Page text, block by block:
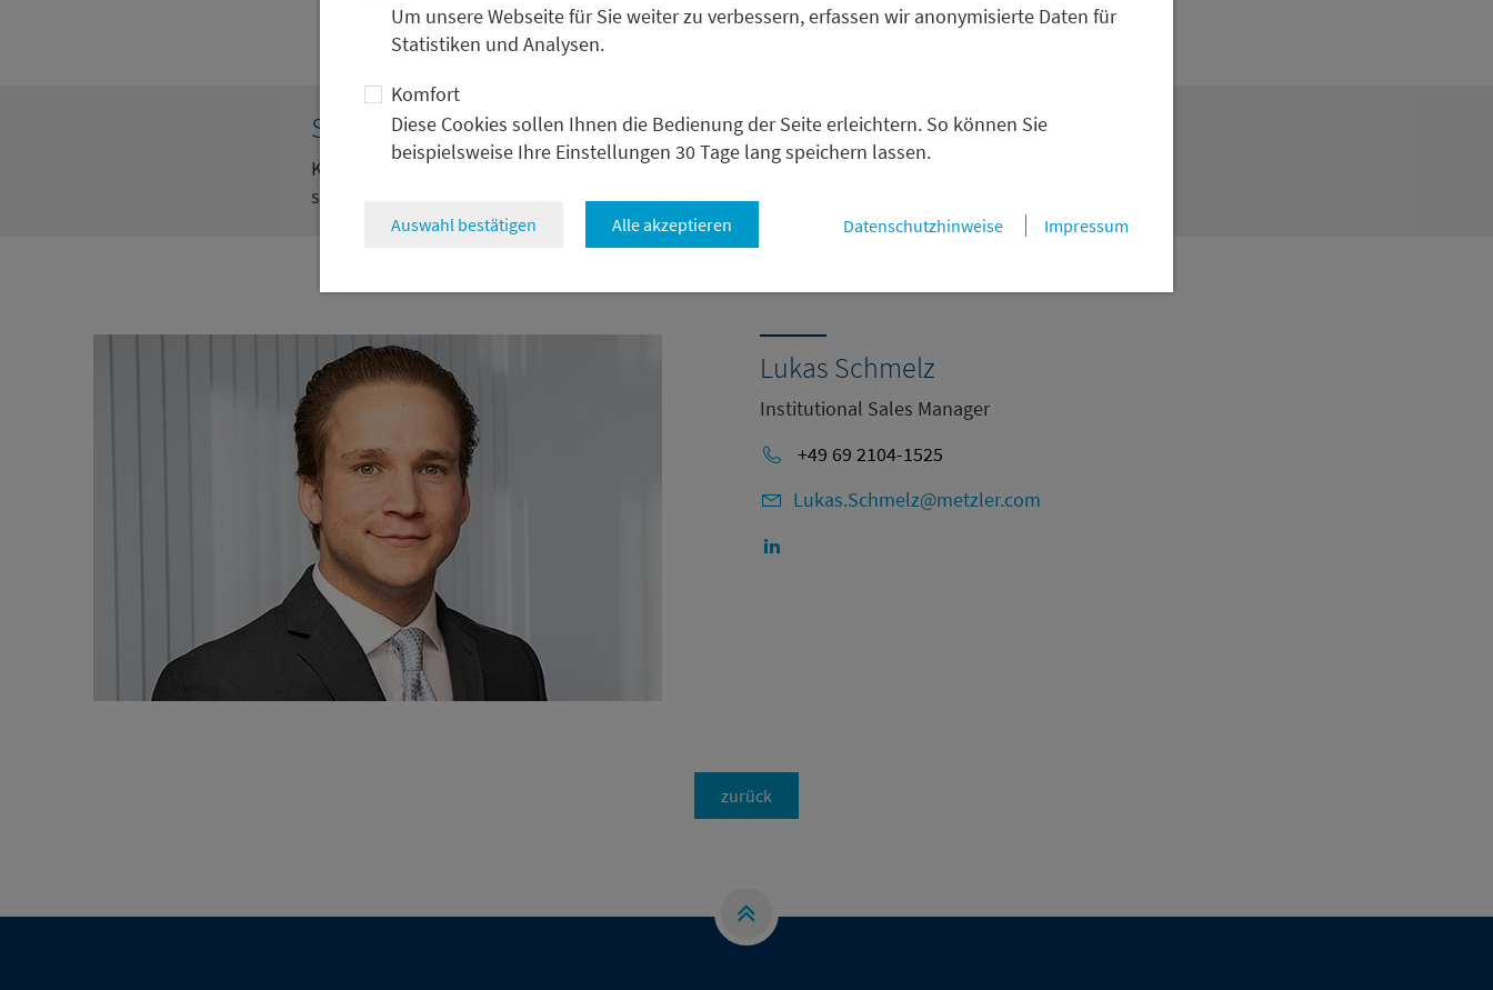
Um unsere Webseite für Sie weiter zu verbessern, erfassen wir anonymisierte Daten für
Statistiken und Analysen.
Komfort
Diese Cookies sollen Ihnen die Bedienung der Seite erleichtern. So können Sie
beispielsweise Ihre Einstellungen 30 Tage lang speichern lassen.
Auswahl bestätigen Alle akzeptieren Datenschutzhinweise Impressum
Sie haben vorab Fragen?
Kontaktieren Sie mich gerne. Ich freue mich auf den Austausch – persönlich auf dem Stiftungstag oder
schon jetzt per E-Mail oder Telefon.
Lukas Schmelz
Institutional Sales Manager
+49 69 2104-1525
Lukas.Schmelz@metzler.com
zurück